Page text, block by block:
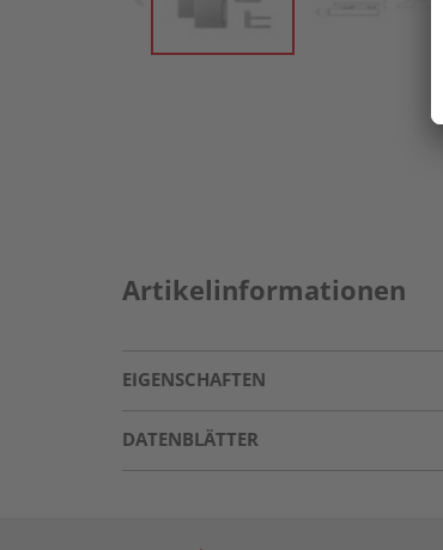
Artikelinformationen
EIGENSCHAFTEN
DATENBLÄTTER